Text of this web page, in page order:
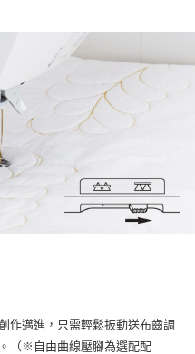
作邁進，只需輕鬆扳動送布齒調
（※自由曲線壓腳為選配配